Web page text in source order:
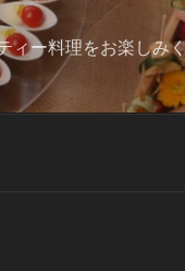
ィー料理をお楽しみ